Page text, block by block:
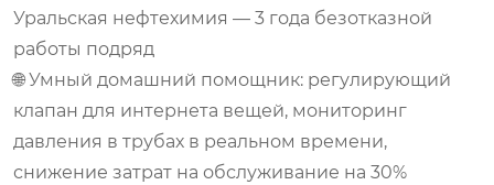
Уральская нефтехимия — 3 года безотказной
работы подряд
🌐 Умный домашний помощник: регулирующий
клапан для интернета вещей, мониторинг
давления в трубах в реальном времени,
снижение затрат на обслуживание на 30%